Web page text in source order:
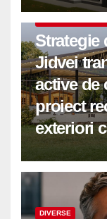
Strategie
Jidvei
active de
proiect
exteriori
DIVERSE